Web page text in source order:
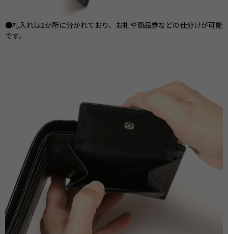
●札入れは2か所に分かれており、お札や商品券などの仕分けが可能
です。